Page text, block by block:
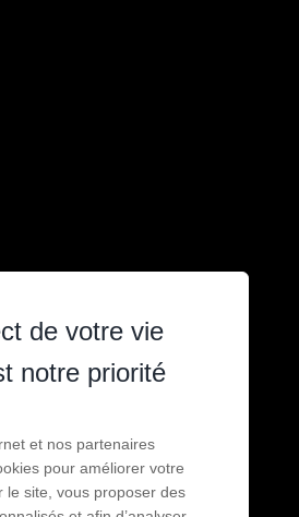
de votre vie
notre priorité
et nos partenaires
pour améliorer votre
le site, vous proposer des